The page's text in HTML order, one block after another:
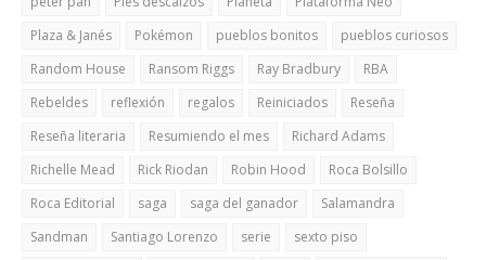
Plaza & Janés
Pokémon pueblos bonitos
pueblos curiosos
Random House
Ransom Riggs Ray Bradbury
RBA
Rebeldes
reflexión regalos Reiniciados
Reseña
Reseña literaria
Resumiendo el mes
Richard Adams
Richelle Mead
Rick Riodan Robin Hood
Roca Bolsillo
Roca Editorial
saga saga del ganador
Salamandra
Sandman
Santiago Lorenzo serie
sexto piso